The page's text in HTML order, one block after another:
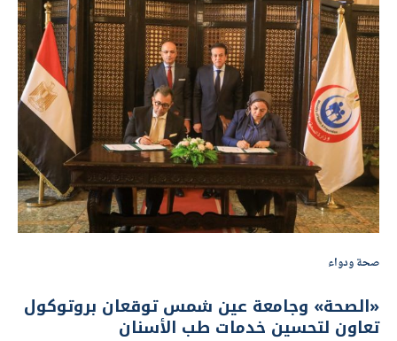
صحة ودواء
«الصحة» وجامعة عين شمس توقعان بروتوكول
تعاون لتحسين خدمات طب الأسنان